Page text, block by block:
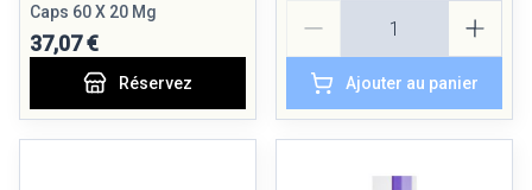
Caps 60 X 20 Mg
37,07 €
Réservez Ajouter au panier